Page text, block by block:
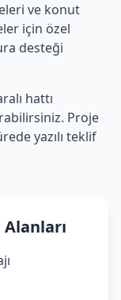
ve konut
için özel
desteği
hattı
Proje
yazılı teklif